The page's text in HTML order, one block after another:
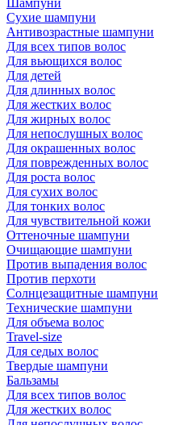
Шампуни
Сухие шампуни
Антивозрастные шампуни
Для всех типов волос
Для вьющихся волос
Для детей
Для длинных волос
Для жестких волос
Для жирных волос
Для непослушных волос
Для окрашенных волос
Для поврежденных волос
Для роста волос
Для сухих волос
Для тонких волос
Для чувствительной кожи
Оттеночные шампуни
Очищающие шампуни
Против выпадения волос
Против перхоти
Солнцезащитные шампуни
Технические шампуни
Для объема волос
Travel-size
Для седых волос
Твердые шампуни
Бальзамы
Для всех типов волос
Для жестких волос